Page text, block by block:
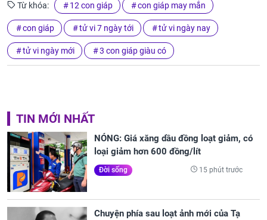
Từ khóa: 12 con giáp con giáp may mắn
con giáp tử vi 7 ngày tới tử vi ngày nay
tử vi ngày mới 3 con giáp giàu có
TIN MỚI NHẤT
NÓNG: Giá xăng dầu đồng loạt giảm, có
loại giảm hơn 600 đồng/lít
Đời sống 15 phút trước
Chuyện phía sau loạt ảnh mới của Tạ